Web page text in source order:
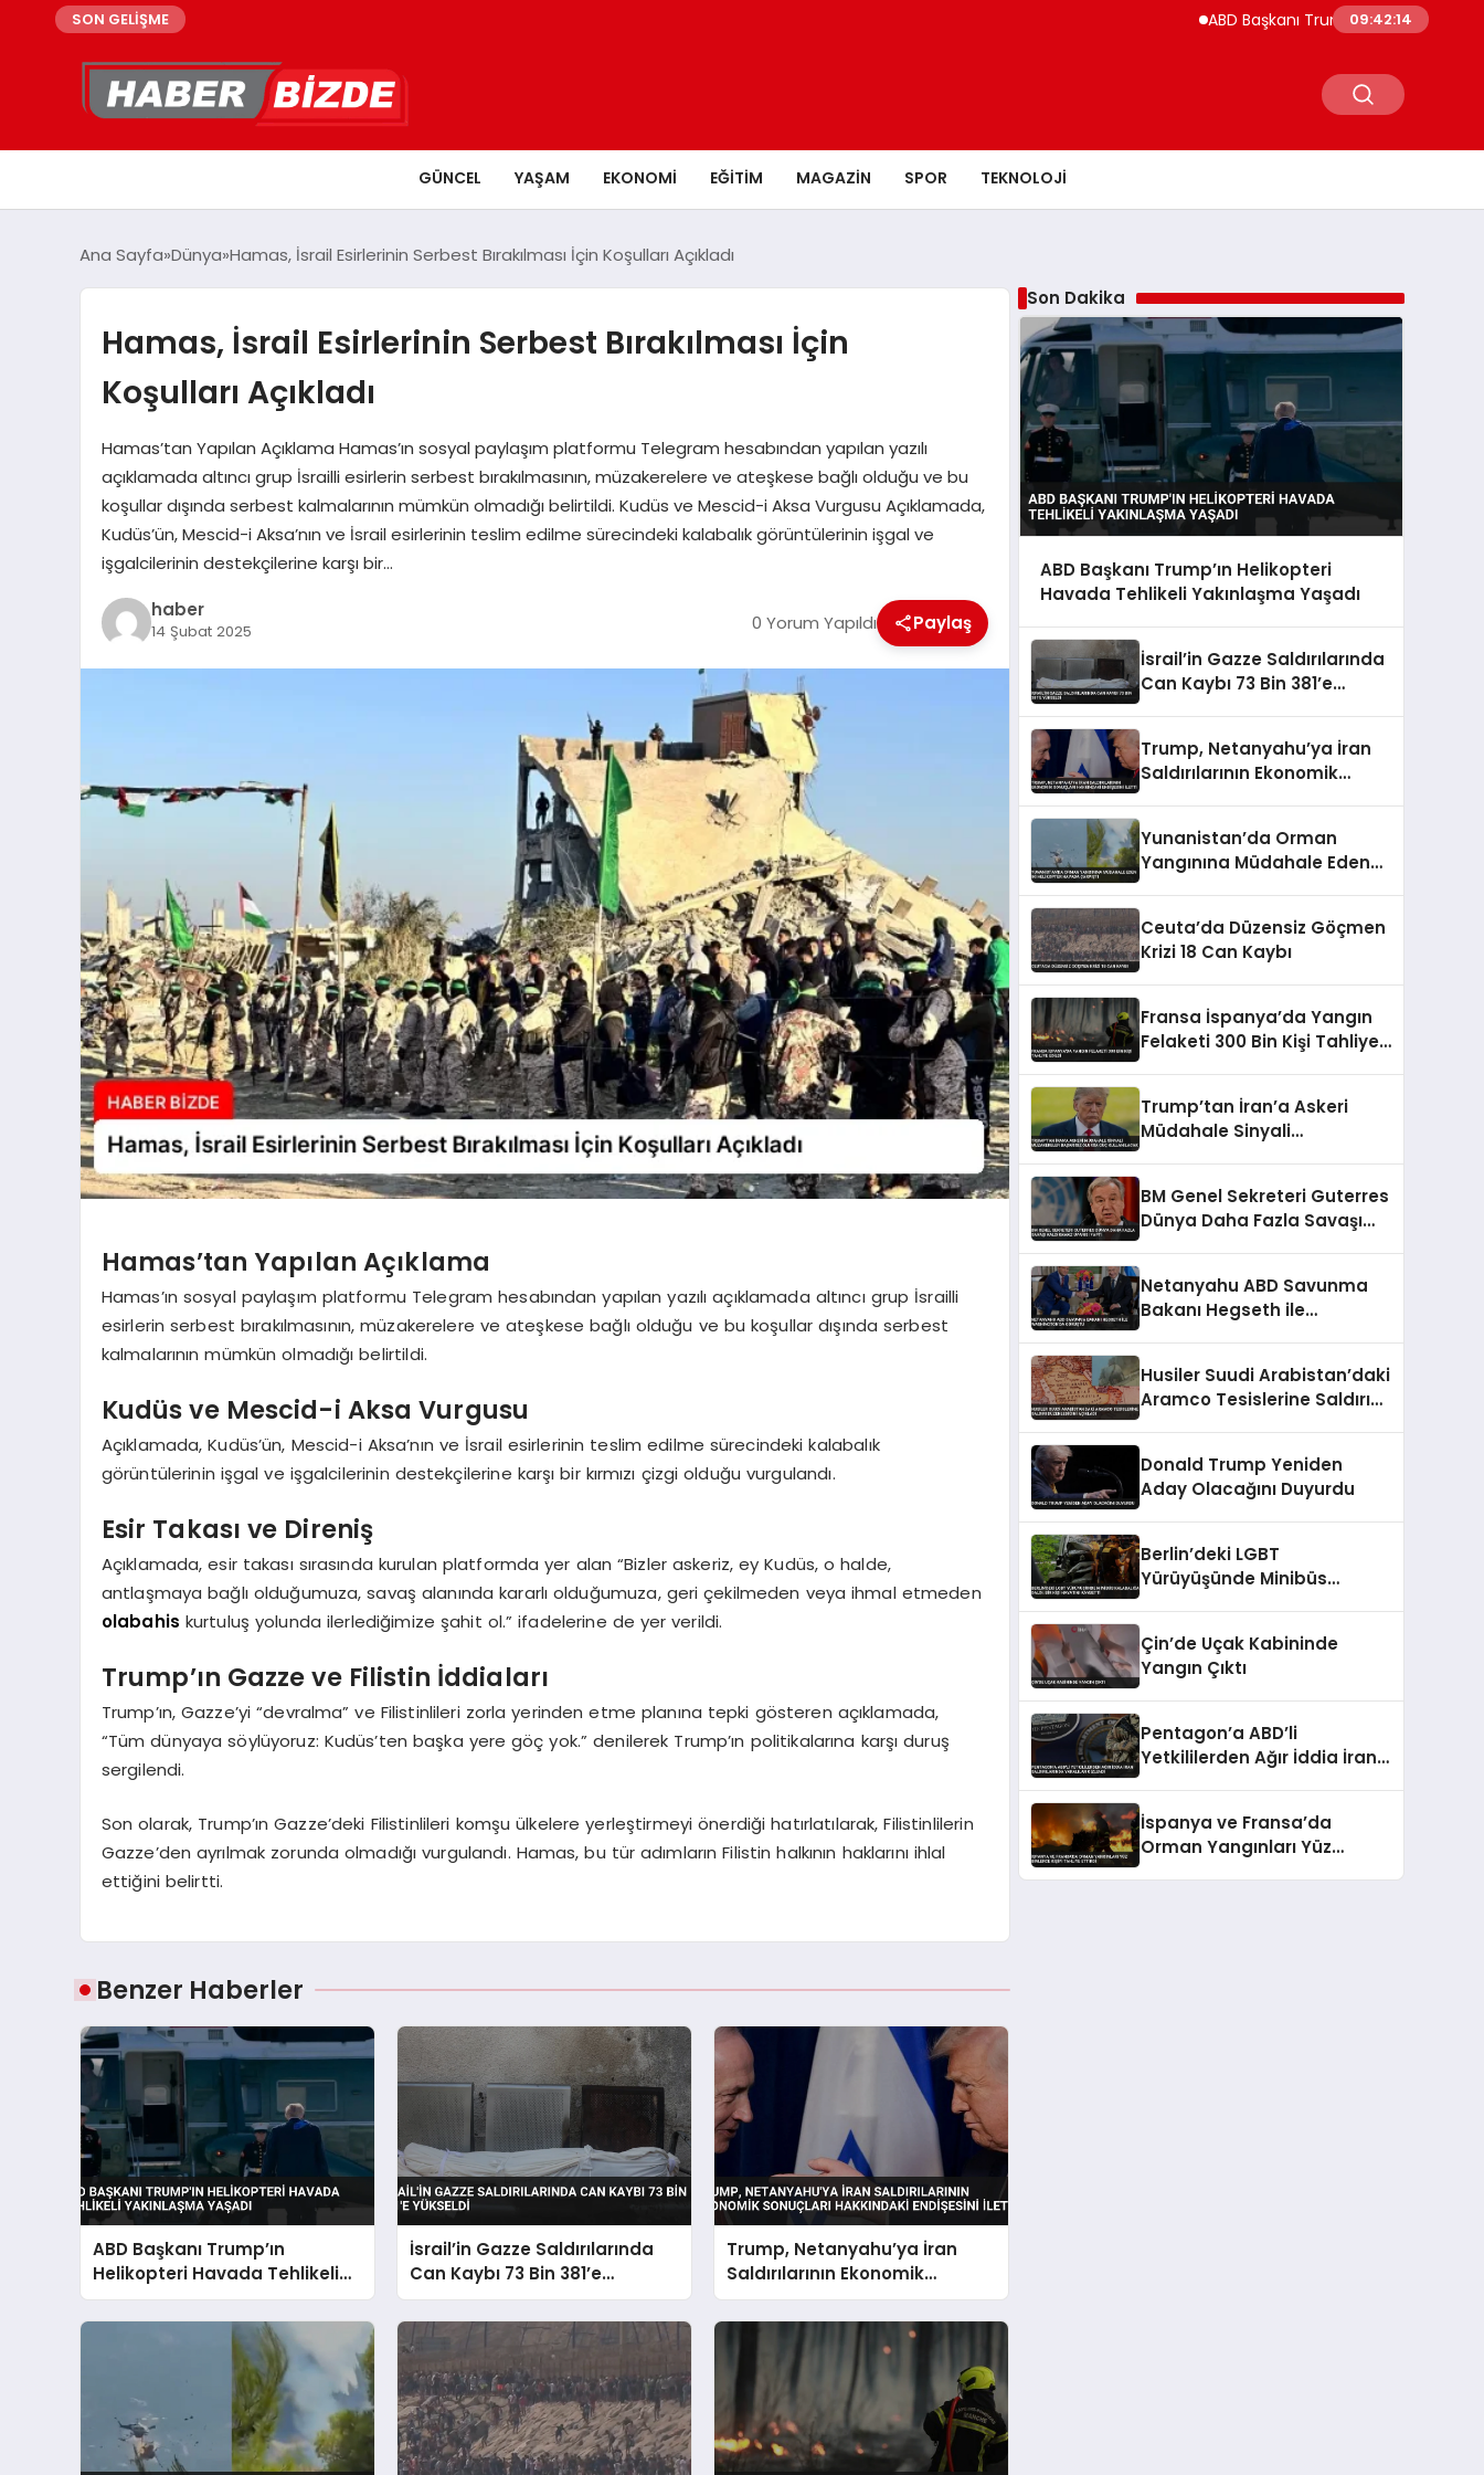
SON GELİŞME ABD Başkanı Trump’ın Helikopteri Havada
09:42:15
GÜNCEL YAŞAM EKONOMI EĞITIM MAGAZIN SPOR TEKNOLOJI
Ana Sayfa Dünya Hamas, İsrail Esirlerinin Serbest Bırakılması İçin Koşulları Açıkladı
Hamas, İsrail Esirlerinin Serbest Bırakılması İçin
Koşulları Açıkladı
Hamas’tan Yapılan Açıklama Hamas’ın sosyal paylaşım platformu Telegram hesabından yapılan yazılı
açıklamada altıncı grup İsrailli esirlerin serbest bırakılmasının, müzakerelere ve ateşkese bağlı olduğu ve bu
koşullar dışında serbest kalmalarının mümkün olmadığı belirtildi. Kudüs ve Mescid-i Aksa Vurgusu Açıklamada,
Kudüs’ün, Mescid-i Aksa’nın ve İsrail esirlerinin teslim edilme sürecindeki kalabalık görüntülerinin işgal ve
işgalcilerinin destekçilerine karşı bir…
haber
14 Şubat 2025 0 Yorum Yapıldı Paylaş
Hamas’tan Yapılan Açıklama
Hamas’ın sosyal paylaşım platformu Telegram hesabından yapılan yazılı açıklamada altıncı grup İsrailli
esirlerin serbest bırakılmasının, müzakerelere ve ateşkese bağlı olduğu ve bu koşullar dışında serbest
kalmalarının mümkün olmadığı belirtildi.
Kudüs ve Mescid-i Aksa Vurgusu
Açıklamada, Kudüs’ün, Mescid-i Aksa’nın ve İsrail esirlerinin teslim edilme sürecindeki kalabalık
görüntülerinin işgal ve işgalcilerinin destekçilerine karşı bir kırmızı çizgi olduğu vurgulandı.
Esir Takası ve Direniş
Açıklamada, esir takası sırasında kurulan platformda yer alan “Bizler askeriz, ey Kudüs, o halde,
antlaşmaya bağlı olduğumuza, savaş alanında kararlı olduğumuza, geri çekilmeden veya ihmal etmeden
olabahis kurtuluş yolunda ilerlediğimize şahit ol.” ifadelerine de yer verildi.
Trump’ın Gazze ve Filistin İddiaları
Trump’ın, Gazze’yi “devralma” ve Filistinlileri zorla yerinden etme planına tepki gösteren açıklamada,
“Tüm dünyaya söylüyoruz: Kudüs’ten başka yere göç yok.” denilerek Trump’ın politikalarına karşı duruş
sergilendi.
Son olarak, Trump’ın Gazze’deki Filistinlileri komşu ülkelere yerleştirmeyi önerdiği hatırlatılarak, Filistinlilerin
Gazze’den ayrılmak zorunda olmadığı vurgulandı. Hamas, bu tür adımların Filistin halkının haklarını ihlal
ettiğini belirtti.
Benzer Haberler
ABD Başkanı Trump’ın
Helikopteri Havada Tehlikeli
Yakınlaşma Yaşadı
İsrail’in Gazze Saldırılarında
Can Kaybı 73 Bin 381’e
Yükseldi
Trump, Netanyahu’ya İran
Saldırılarının Ekonomik
Sonuçları Hakkındaki
Endişesini İletti
Son Dakika
ABD Başkanı Trump’ın Helikopteri
Havada Tehlikeli Yakınlaşma Yaşadı
İsrail’in Gazze Saldırılarında
Can Kaybı 73 Bin 381’e
Trump, Netanyahu’ya İran
Saldırılarının Ekonomik
Yunanistan’da Orman
Yangınına Müdahale Eden
Ceuta’da Düzensiz Göçmen
Krizi 18 Can Kaybı
Fransa İspanya’da Yangın
Felaketi 300 Bin Kişi Tahliye
Trump’tan İran’a Askeri
Müdahale Sinyali
BM Genel Sekreteri Guterres
Dünya Daha Fazla Savaşı
Netanyahu ABD Savunma
Bakanı Hegseth ile
Husiler Suudi Arabistan’daki
Aramco Tesislerine Saldırı
Donald Trump Yeniden
Aday Olacağını Duyurdu
Berlin’deki LGBT
Yürüyüşünde Minibüs
Çin’de Uçak Kabininde
Yangın Çıktı
Pentagon’a ABD’li
Yetkililerden Ağır İddia İran
İspanya ve Fransa’da
Orman Yangınları Yüz